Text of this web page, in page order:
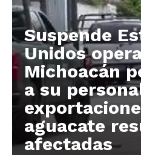
Deportes
Política
Municipios
Suspende
Unidos
Michoacán
a su
aguacate
afectadas